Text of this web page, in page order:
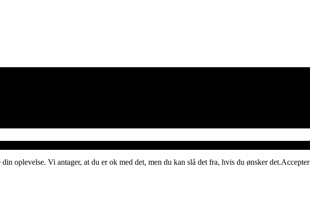
oplevelse. Vi antager, at du er ok med det, men du kan slå det fra, hvis du ønsker det.Accepter